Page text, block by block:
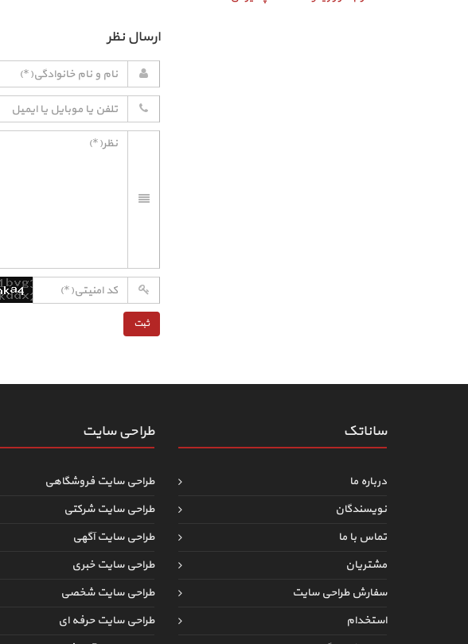
ارسال نظر
ساناتک
درباره ما
نویسندگان
تماس با ما
مشتریان
سفارش طراحی سایت
استخدام
طراحی سایت
طراحی سایت فروشگاهی
طراحی سایت شرکتی
طراحی سایت آگهی
طراحی سایت خبری
طراحی سایت شخصی
طراحی سایت حرفه ای